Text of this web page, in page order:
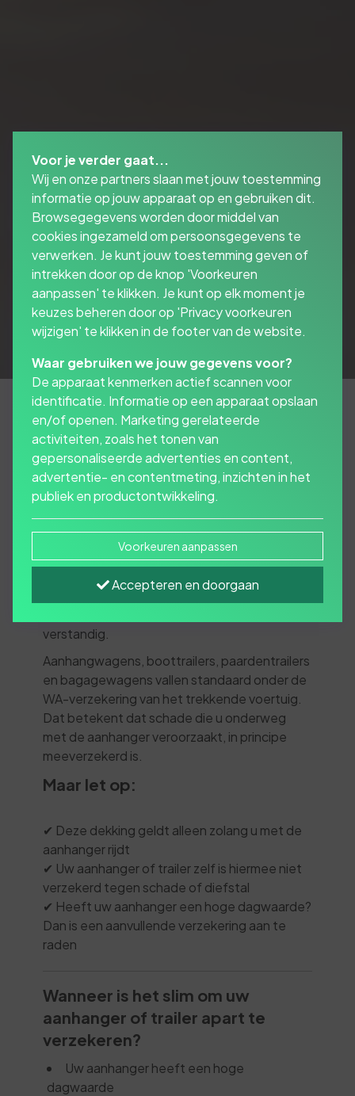
Heeft u recent een
aanhanger of trailer
gekocht?
Dan vraagt u zich misschien af:moet ik mijn
aanhanger verzekeren?
En het eerlijke
antwoord is: een aanhangerverzekering
verstandig.
Aanhangwagens, boottrailers, paardentrailers
en bagagewagens vallen standaard onder de
WA-verzekering van het trekkende voertuig.
Dat betekent dat schade die u onderweg
met de aanhanger veroorzaakt, in principe
meeverzekerd is.
Maar let op:
✔ Deze dekking geldt alleen zolang u met de
aanhanger rijdt
✔ Uw aanhanger of trailer zelf is hiermee niet
verzekerd tegen schade of diefstal
✔ Heeft uw aanhanger een hoge dagwaarde?
Dan is een aanvullende verzekering aan te
raden
Wanneer is het slim om uw
aanhanger of trailer apart te
verzekeren?
Uw aanhanger heeft een hoge
dagwaarde
Voor je verder gaat...
Wij en onze partners slaan met jouw toestemming
informatie op jouw apparaat op en gebruiken dit.
Browsegegevens worden door middel van
cookies ingezameld om persoonsgegevens te
verwerken. Je kunt jouw toestemming geven of
intrekken door op de knop 'Voorkeuren
aanpassen' te klikken. Je kunt op elk moment je
keuzes beheren door op 'Privacy voorkeuren
wijzigen' te klikken in de footer van de website.
Waar gebruiken we jouw gegevens voor?
De apparaat kenmerken actief scannen voor
identificatie. Informatie op een apparaat opslaan
en/of openen. Marketing gerelateerde
activiteiten, zoals het tonen van
gepersonaliseerde advertenties en content,
advertentie- en contentmeting, inzichten in het
publiek en productontwikkeling.
Voorkeuren aanpassen
Accepteren en doorgaan